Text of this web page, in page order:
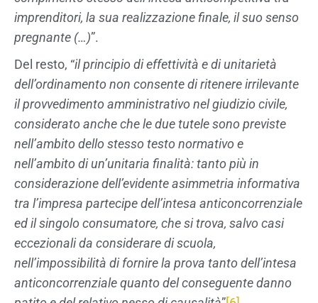
imprenditori, la sua realizzazione finale, il suo senso
pregnante (…)”.
Del resto, “il principio di effettività e di unitarietà
dell’ordinamento non consente di ritenere irrilevante
il provvedimento amministrativo nel giudizio civile,
considerato anche che le due tutele sono previste
nell’ambito dello stesso testo normativo e
nell’ambito di un’unitaria finalità: tanto più in
considerazione dell’evidente asimmetria informativa
tra l’impresa partecipe dell’intesa anticoncorrenziale
ed il singolo consumatore, che si trova, salvo casi
eccezionali da considerare di scuola,
nell’impossibilità di fornire la prova tanto dell’intesa
anticoncorrenziale quanto del conseguente danno